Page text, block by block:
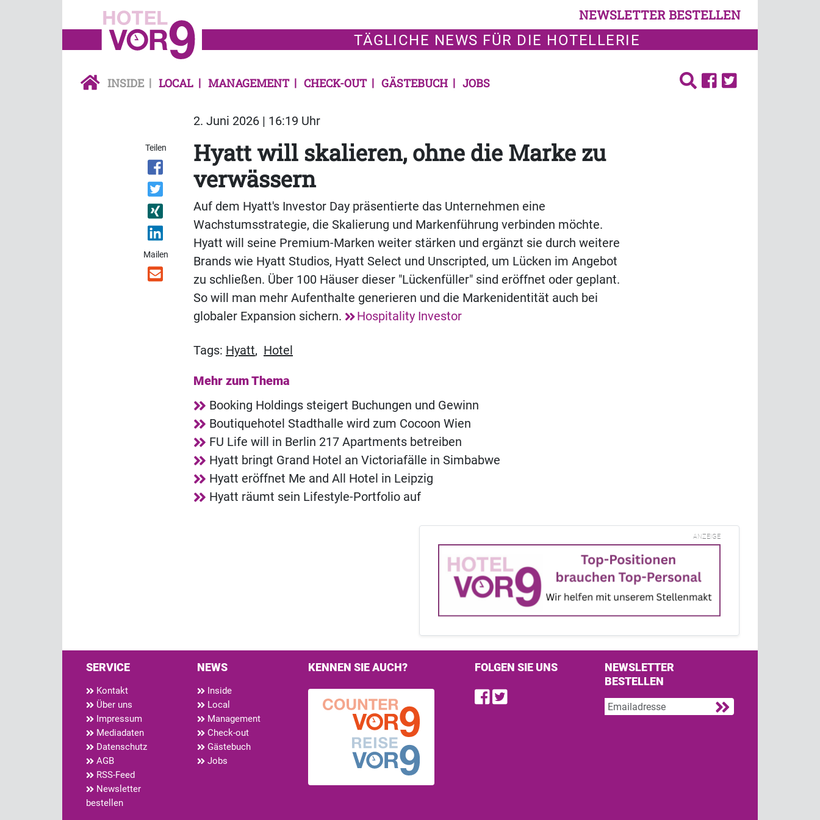
NEWSLETTER BESTELLEN
TÄGLICHE NEWS FÜR DIE HOTELLERIE
INSIDE LOCAL MANAGEMENT CHECK-OUT GÄSTEBUCH JOBS
2. Juni 2026 | 16:19 Uhr
Teilen
Mailen
Hyatt will skalieren, ohne die Marke zu
verwässern
Auf dem Hyatt's Investor Day präsentierte das Unternehmen eine
Wachstumsstrategie, die Skalierung und Markenführung verbinden möchte.
Hyatt will seine Premium-Marken weiter stärken und ergänzt sie durch weitere
Brands wie Hyatt Studios, Hyatt Select und Unscripted, um Lücken im Angebot
zu schließen. Über 100 Häuser dieser "Lückenfüller" sind eröffnet oder geplant.
So will man mehr Aufenthalte generieren und die Markenidentität auch bei
globaler Expansion sichern.
Hospitality Investor
Tags: Hyatt, Hotel
Mehr zum Thema
Booking Holdings steigert Buchungen und Gewinn
Boutiquehotel Stadthalle wird zum Cocoon Wien
FU Life will in Berlin 217 Apartments betreiben
Hyatt bringt Grand Hotel an Victoriafälle in Simbabwe
Hyatt eröffnet Me and All Hotel in Leipzig
Hyatt räumt sein Lifestyle-Portfolio auf
ANZEIGE
SERVICE
Kontakt
Über uns
Impressum
Mediadaten
Datenschutz
AGB
RSS-Feed
Newsletter
bestellen
NEWS
Inside
Local
Management
Check-out
Gästebuch
Jobs
KENNEN SIE AUCH? FOLGEN SIE UNS
Find us on Facebook
Follow us on Twitter
NEWSLETTER
BESTELLEN